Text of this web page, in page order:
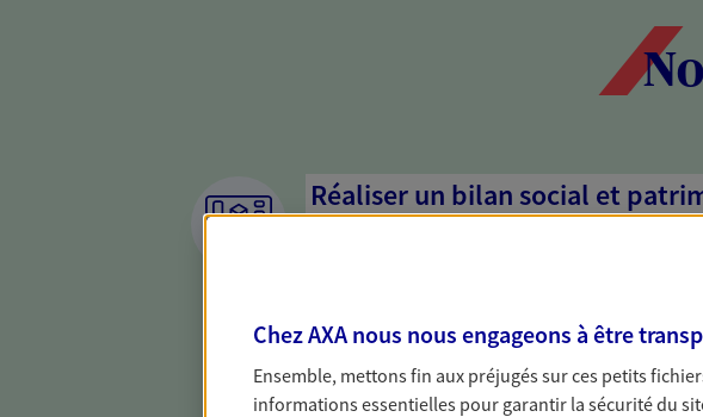
Réaliser un bilan social et
dresser un bilan complet de votre situation. Une
solide pour vous formuler des conseils cohérents
besoins.
Chez AXA nous nous engageons à être
Ensemble, mettons fin aux préjugés sur ces petits
informations essentielles pour garantir la sécurité du